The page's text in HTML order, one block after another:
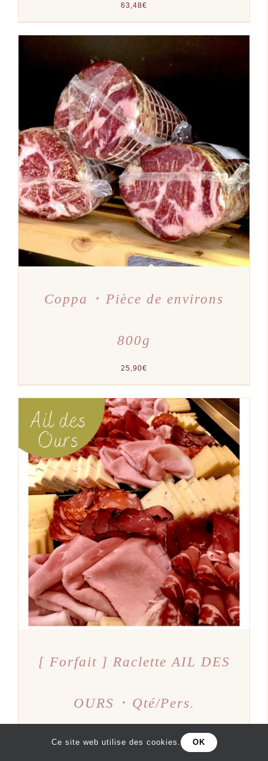
63,48€
AJOUTER AU PANIER
/
DÉTAILS
Coppa ･ Pièce de environs
800g
25,90€
AJOUTER AU PANIER
/
DÉTAILS
[ Forfait ] Raclette AIL DES
OURS ･ Qté/Pers.
Ce site web utilise des cookies. OK